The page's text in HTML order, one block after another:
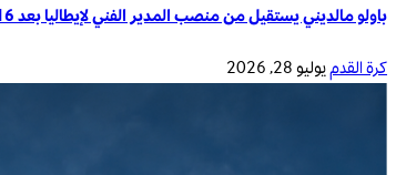
باولو مالديني يستقيل من منصب المدير الفني لإيطاليا بعد 16 يوماً وسط أزمة تدريب المنتخب الوطني
كرة القدميوليو 28, 2026